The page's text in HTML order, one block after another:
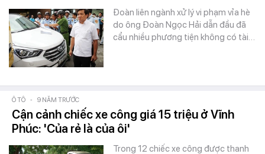
Đoàn liên ngành xử lý vi phạm vỉa hè
do ông Đoàn Ngọc Hải dẫn đầu đã
cẩu nhiều phương tiện không có tài…
Ô TÔ - 9 NĂM TRƯỚC
Cận cảnh chiếc xe công giá 15 triệu ở Vĩnh
Phúc: 'Của rẻ là của ôi'
Trong 12 chiếc xe công được thanh